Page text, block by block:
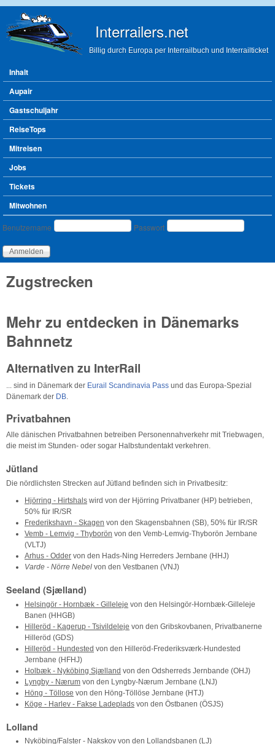
Interrailers.net
Billig durch Europa per Interrailbuch und Interrailticket
Hauptmenü
Inhalt
Aupair
Gastschuljahr
ReiseTops
Mitreisen
Jobs
Tickets
Mitwohnen
Benutzeranmeldung
Benutzername Passwort
Zugstrecken
Mehr zu entdecken in Dänemarks
Bahnnetz
Alternativen zu InterRail
... sind in Dänemark der Eurail Scandinavia Pass und das Europa-Spezial
Dänemark der DB
Privatbahnen
Alle dänischen Privatbahnen betreiben Personennahverkehr mit Triebwagen,
die meist im Stunden- oder sogar Halbstundentakt verkehren.
Jütland
Die nördlichsten Strecken auf Jütland befinden sich in Privatbesitz:
Hjörring - Hirtshals wird von der Hjörring Privatbaner (HP) betrieben,
50% für IR/SR
Frederikshavn - Skagen von den Skagensbahnen (SB), 50% für IR/SR
Vemb - Lemvig - Thyborön von den Vemb-Lemvig-Thyborön Jernbane
(VLTJ)
Arhus - Odder von den Hads-Ning Herreders Jernbane (HHJ)
Varde - Nörre Nebel von den Vestbanen (VNJ)
Seeland (Sjælland)
Helsingör - Hornbæk - Gilleleje von den Helsingör-Hornbæk-Gilleleje
Banen (HHGB)
Hilleröd - Kagerup - Tsivildeleje von den Gribskovbanen, Privatbanerne
Hilleröd (GDS)
Hilleröd - Hundested von den Hilleröd-Frederiksværk-Hundested
Jernbane (HFHJ)
Holbæk - Nyköbing Sjælland von den Odsherreds Jernbande (OHJ)
Lyngby - Nærum von den Lyngby-Nærum Jernbane (LNJ)
Höng - Töllose von den Höng-Töllöse Jernbane (HTJ)
Köge - Harlev - Fakse Ladeplads von den Östbanen (ÖSJS)
Lolland
Nyköbing/Falster - Nakskov von den Lollandsbanen (LJ)